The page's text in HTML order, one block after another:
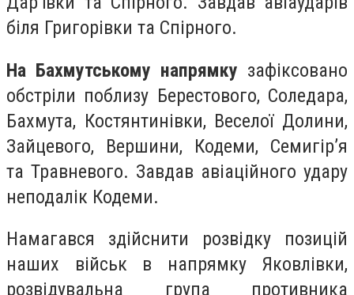
біля Григорівки та Спірного.
На Бахмутському напрямку зафіксовано
обстріли поблизу Берестового, Соледара,
Бахмута, Костянтинівки, Веселої Долини,
Зайцевого, Вершини, Кодеми, Семигір’я
та Травневого. Завдав авіаційного удару
неподалік Кодеми.
Намагався здійснити розвідку позицій
наших військ в напрямку Яковлівки,
розвідувальна група противника